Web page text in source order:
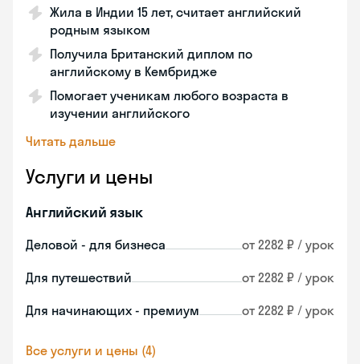
Жила в Индии 15 лет, считает английский
родным языком
Получила Британский диплом по
английскому в Кембридже
Помогает ученикам любого возраста в
изучении английского
Читать дальше
Услуги и цены
Английский язык
Деловой - для бизнеса от 2282 ₽ / урок
Для путешествий от 2282 ₽ / урок
Для начинающих - премиум от 2282 ₽ / урок
Все услуги и цены (4)